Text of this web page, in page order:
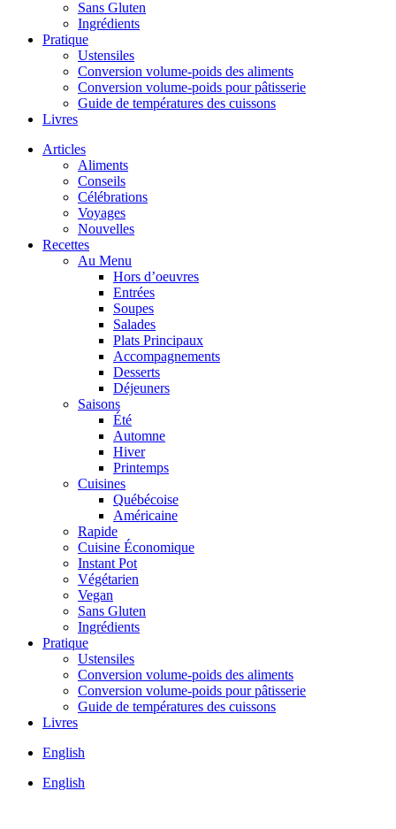
Sans Gluten
Ingrédients
Pratique
Ustensiles
Conversion volume-poids des aliments
Conversion volume-poids pour pâtisserie
Guide de températures des cuissons
Livres
Articles
Aliments
Conseils
Célébrations
Voyages
Nouvelles
Recettes
Au Menu
Hors d’oeuvres
Entrées
Soupes
Salades
Plats Principaux
Accompagnements
Desserts
Déjeuners
Saisons
Été
Automne
Hiver
Printemps
Cuisines
Québécoise
Américaine
Rapide
Cuisine Économique
Instant Pot
Végétarien
Vegan
Sans Gluten
Ingrédients
Pratique
Ustensiles
Conversion volume-poids des aliments
Conversion volume-poids pour pâtisserie
Guide de températures des cuissons
Livres
English
English